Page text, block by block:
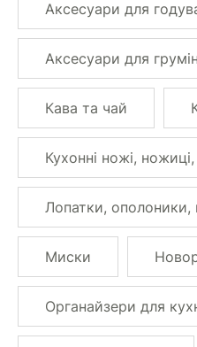
Аксесуари для
Аксесуари для
Кава та чай
Кухонні ножі,
Лопатки, ополоники,
Миски
Органайзери для